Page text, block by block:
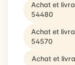
Achat et
54480
Achat et
54570
Achat et